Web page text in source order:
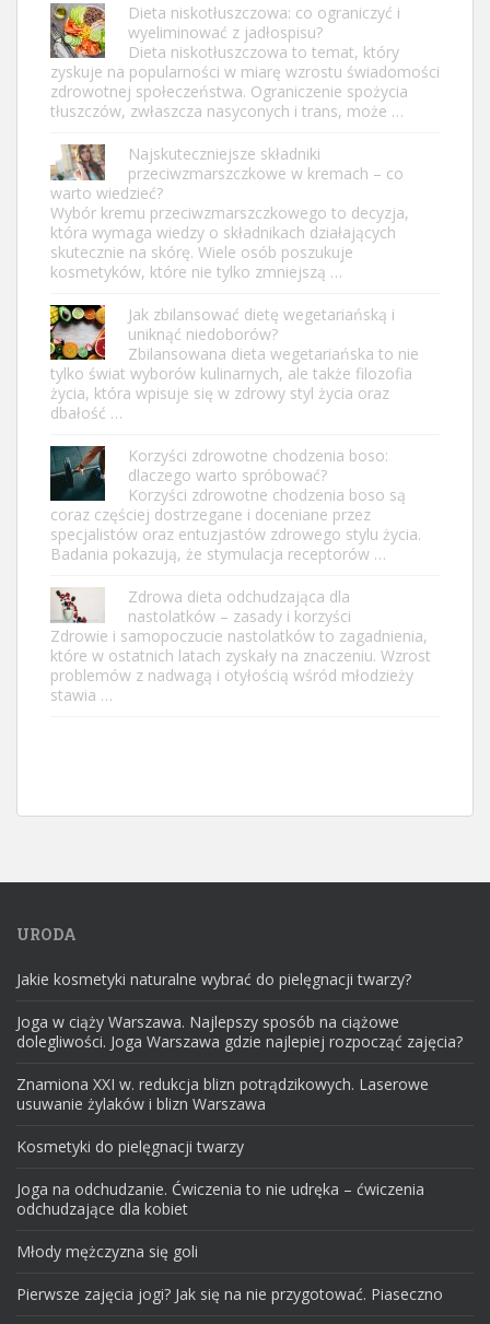
Dieta niskotłuszczowa: co ograniczyć i
wyeliminować z jadłospisu?
Dieta niskotłuszczowa to temat, który
zyskuje na popularności w miarę wzrostu świadomości
zdrowotnej społeczeństwa. Ograniczenie spożycia
tłuszczów, zwłaszcza nasyconych i trans, może …
Najskuteczniejsze składniki
przeciwzmarszczkowe w kremach – co
warto wiedzieć?
Wybór kremu przeciwzmarszczkowego to decyzja,
która wymaga wiedzy o składnikach działających
skutecznie na skórę. Wiele osób poszukuje
kosmetyków, które nie tylko zmniejszą …
Jak zbilansować dietę wegetariańską i
uniknąć niedoborów?
Zbilansowana dieta wegetariańska to nie
tylko świat wyborów kulinarnych, ale także filozofia
życia, która wpisuje się w zdrowy styl życia oraz
dbałość …
Korzyści zdrowotne chodzenia boso:
dlaczego warto spróbować?
Korzyści zdrowotne chodzenia boso są
coraz częściej dostrzegane i doceniane przez
specjalistów oraz entuzjastów zdrowego stylu życia.
Badania pokazują, że stymulacja receptorów …
Zdrowa dieta odchudzająca dla
nastolatków – zasady i korzyści
Zdrowie i samopoczucie nastolatków to zagadnienia,
które w ostatnich latach zyskały na znaczeniu. Wzrost
problemów z nadwagą i otyłością wśród młodzieży
stawia …
URODA
Jakie kosmetyki naturalne wybrać do pielęgnacji twarzy?
Joga w ciąży Warszawa. Najlepszy sposób na ciążowe
dolegliwości. Joga Warszawa gdzie najlepiej rozpocząć zajęcia?
Znamiona XXI w. redukcja blizn potrądzikowych. Laserowe
usuwanie żylaków i blizn Warszawa
Kosmetyki do pielęgnacji twarzy
Joga na odchudzanie. Ćwiczenia to nie udręka – ćwiczenia
odchudzające dla kobiet
Młody mężczyzna się goli
Pierwsze zajęcia jogi? Jak się na nie przygotować. Piaseczno